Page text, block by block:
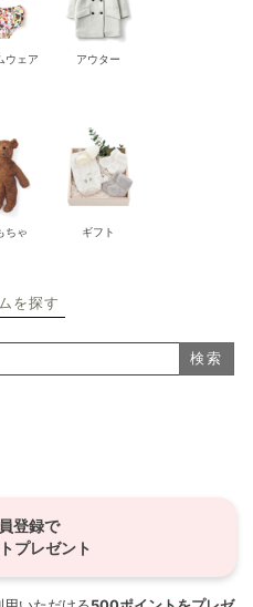
ウェア アウター
ちゃ ギフト
を探す
検索
登録で
プレゼント